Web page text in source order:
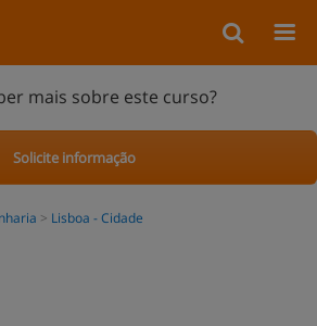
mais sobre este curso?
Solicite informação
Lisboa - Cidade